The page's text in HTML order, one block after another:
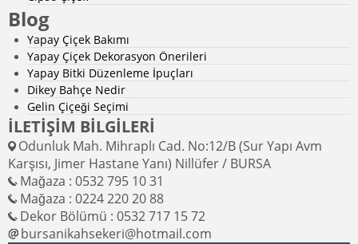
Blog
Yapay Çiçek Bakımı
Yapay Çiçek Dekorasyon Önerileri
Yapay Bitki Düzenleme İpuçları
Dikey Bahçe Nedir
Gelin Çiçeği Seçimi
İLETİŞİM BİLGİLERİ
Odunluk Mah. Mihraplı Cad. No:12/B (Sur Yapı Avm
Karşısı, Jimer Hastane Yanı) Nillüfer / BURSA
Mağaza : 0532 795 10 31
Mağaza : 0224 220 20 88
Dekor Bölümü : 0532 717 15 72
bursanikahsekeri@hotmail.com